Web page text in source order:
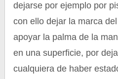
dejarse por ejemplo por
con ello dejar la marca
apoyar la palma de la
en una superficie, por
cualquiera de haber